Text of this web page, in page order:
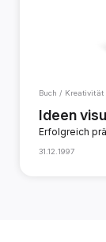
Buch / Kreativität
Ideen
Erfolgreich
31.12.1997